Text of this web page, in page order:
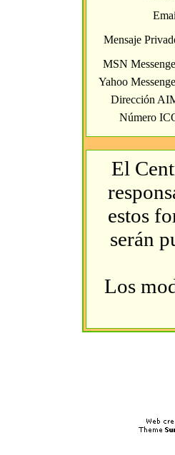
Mensaje
MSN
Yahoo
Dirección
Número
El
estos
serán
Los